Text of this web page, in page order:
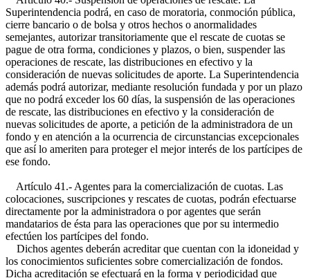
Superintendencia podrá, en caso de moratoria, conmoción pública,
cierre bancario o de bolsa y otros hechos o anormalidades
semejantes, autorizar transitoriamente que el rescate de cuotas se
pague de otra forma, condiciones y plazos, o bien, suspender las
operaciones de rescate, las distribuciones en efectivo y la
consideración de nuevas solicitudes de aporte. La Superintendencia
además podrá autorizar, mediante resolución fundada y por un plazo
que no podrá exceder los 60 días, la suspensión de las operaciones
de rescate, las distribuciones en efectivo y la consideración de
nuevas solicitudes de aporte, a petición de la administradora de un
fondo y en atención a la ocurrencia de circunstancias excepcionales
que así lo ameriten para proteger el mejor interés de los partícipes de
ese fondo.
Artículo 41.- Agentes para la comercialización de cuotas. Las
colocaciones, suscripciones y rescates de cuotas, podrán efectuarse
directamente por la administradora o por agentes que serán
mandatarios de ésta para las operaciones que por su intermedio
efectúen los partícipes del fondo.
Dichos agentes deberán acreditar que cuentan con la idoneidad y
los conocimientos suficientes sobre comercialización de fondos.
Dicha acreditación se efectuará en la forma y periodicidad que